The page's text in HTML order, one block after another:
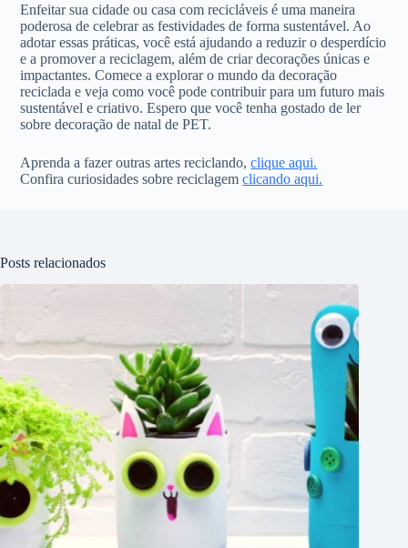
Enfeitar sua cidade ou casa com recicláveis é uma maneira
poderosa de celebrar as festividades de forma sustentável. Ao
adotar essas práticas, você está ajudando a reduzir o desperdício
e a promover a reciclagem, além de criar decorações únicas e
impactantes. Comece a explorar o mundo da decoração
reciclada e veja como você pode contribuir para um futuro mais
sustentável e criativo. Espero que você tenha gostado de ler
sobre decoração de natal de PET.
Aprenda a fazer outras artes reciclando,clique aqui.
Confira curiosidades sobre reciclagemclicando aqui.
Posts relacionados